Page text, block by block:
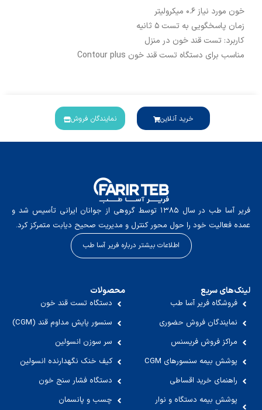
خون مورد نیاز ۰.۶ میکرولیتر
زمان پاسخگویی به تست ۵ ثانیه
کاربرد: تست قند خون در منزل
مناسب برای دستگاه تست قند خون Contour plus
خرید آنلاین نمایندگان فروش
فریر آسا طب در سال ۱۳۸۵ توسط گروهی از جوانان ایرانی تأسیس شد و
عمده فعالیت خود را حول محور کنترل و مدیریت صحیح دیابت متمرکز کرد.
اطلاعات بیشتر درباره فریر آسا طب
لینک‌های سریع
فروشگاه فریر آسا طب
نمایندگان فروش حضوری
مراکز فروش فریسنس
پوشش بیمه سنسورهای CGM
راهنمای خرید اقساطی
پوشش بیمه دستگاه و نوار
محصولات
دستگاه تست قند خون
سنسور پایش مداوم قند (CGM)
سر سوزن انسولین
کیف خنک نگهدارنده انسولین
دستگاه فشار سنج خون
چسب و پانسمان